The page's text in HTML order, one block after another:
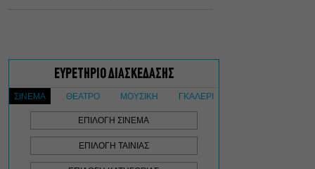
Σεπτέμβριο
σε 300 παραλίες –
Πρόστιμα έως 73.000€ για
αυθαίρετες καταλήψεις